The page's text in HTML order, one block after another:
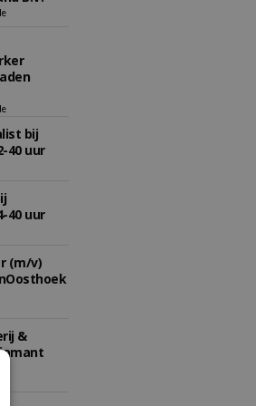
bij
40 uur
40 uur
(m/v)
&